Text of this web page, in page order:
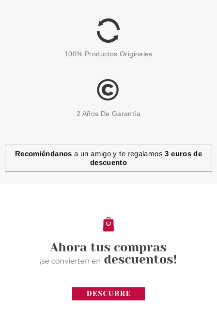
2.05€
ESSENCE
2.20€
100% Productos Originales
2 Años De Garantía
Recomiéndanos a un amigo y te regalamos3 euros de
descuento